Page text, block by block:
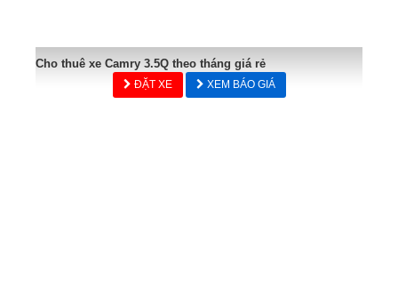
Cho thuê xe Camry 3.5Q theo tháng giá rẻ
ĐẶT XE XEM BÁO GIÁ